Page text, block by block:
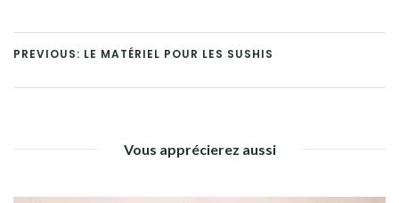
PREVIOUS: LE MATÉRIEL POUR LES SUSHIS
Vous apprécierez aussi